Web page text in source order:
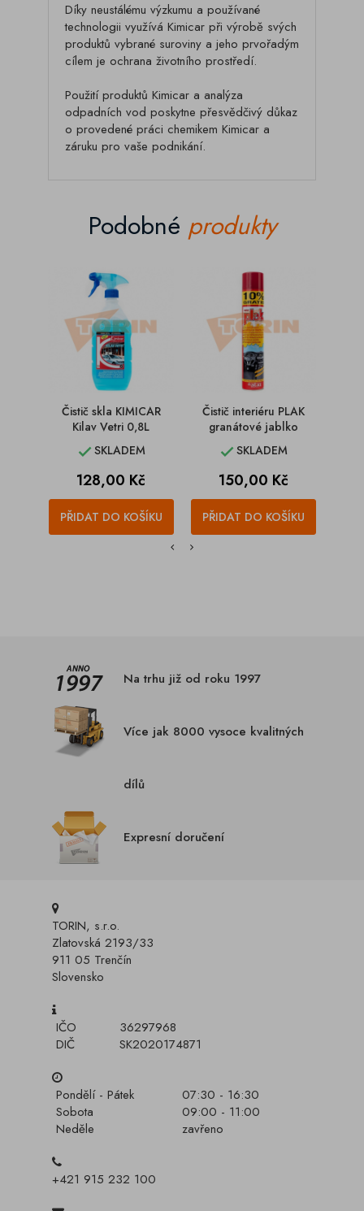
Díky neustálému výzkumu a používané
technologii využívá Kimicar při výrobě svých
produktů vybrané suroviny a jeho prvořadým
cílem je ochrana životního prostředí.
Použití produktů Kimicar a analýza
odpadních vod poskytne přesvědčivý důkaz
o provedené práci chemikem Kimicar a
záruku pro vaše podnikání.
Podobné produkty
Čistič skla KIMICAR
Kilav Vetri 0,8L
SKLADEM
Cena
128,00 Kč
PŘIDAT DO KOŠÍKU
Čistič interiéru PLAK
granátové jablko
SKLADEM
Cena
150,00 Kč
PŘIDAT DO KOŠÍKU
Na trhu již od roku 1997
Více jak 8000 vysoce kvalitných
dílů
Expresní doručení
TORIN, s.r.o.
Zlatovská 2193/33
911 05 Trenčín
Slovensko
IČO
36297968
DIČ
SK2020174871
Pondělí - Pátek
07:30 - 16:30
Sobota
09:00 - 11:00
Neděle
zavřeno
+421 915 232 100